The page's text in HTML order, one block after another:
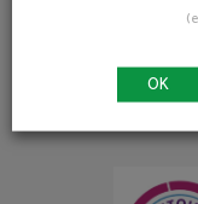
Label
7
OK